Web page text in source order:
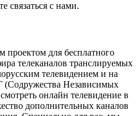
с нами.
проектом для бесплатного
телеканалов транслируемых
телевидением и на
(Содружества Независимых
онлайн телевидение в
дополнительных каналов